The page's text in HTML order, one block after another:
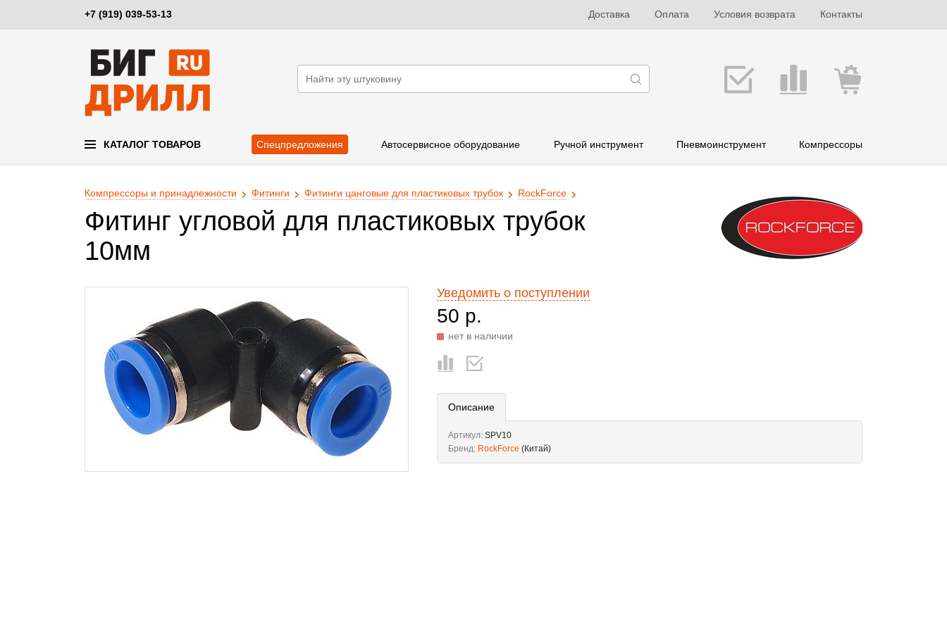
+7 (919) 039-53-13 Доставка Оплата Условия возврата Контакты
КАТАЛОГ ТОВАРОВ Спецпредложения Автосервисное оборудование Ручной инструмент Пневмоинструмент Компрессоры
Компрессоры и принадлежности Фитинги Фитинги цанговые для пластиковых трубок RockForce
Фитинг угловой для пластиковых трубок
10мм
Уведомить о поступлении
50 р.
нет в наличии
Описание
Артикул: SPV10
Бренд: RockForce (Китай)